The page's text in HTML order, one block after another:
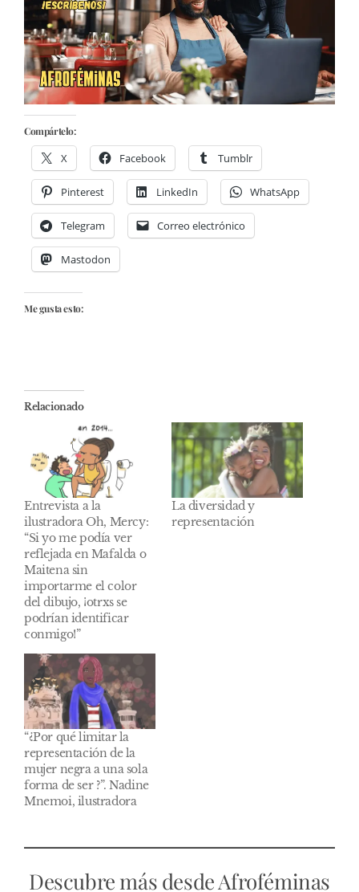
Compártelo:
X Facebook Tumblr
Pinterest LinkedIn WhatsApp
Telegram Correo electrónico
Mastodon
Me gusta esto:
Relacionado
Entrevista a la
ilustradora Oh, Mercy:
“Si yo me podía ver
reflejada en Mafalda o
Maitena sin
importarme el color
del dibujo, ¡otrxs se
podrían identificar
conmigo!”
La diversidad y
representación
“¿Por qué limitar la
representación de la
mujer negra a una sola
forma de ser ?”. Nadine
Mnemoi, ilustradora
Descubre más desde Afroféminas